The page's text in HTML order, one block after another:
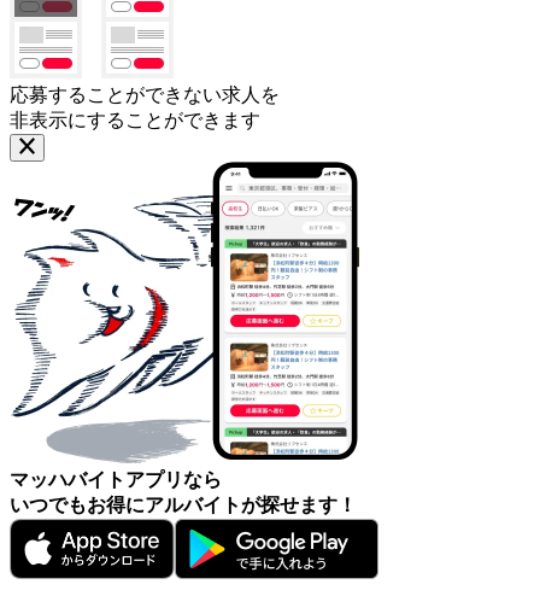
応募することができない求人を
非表示にすることができます
マッハバイトアプリなら
いつでもお得にアルバイトが探せます！